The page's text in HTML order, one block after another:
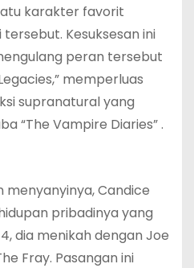
karakter favorit
Kesuksesan ini
peran tersebut
memperluas
supranatural yang
“The Vampire Diaries” .
menyanyinya, Candice
pribadinya yang
dia menikah dengan Joe
Fray. Pasangan ini